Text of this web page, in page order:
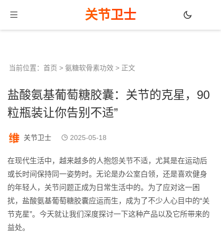
关节卫士
当前位置： 首页 > 氨糖软骨素功效 > 正文
盐酸氨基葡萄糖胶囊：关节的克星，90
粒瓶装让你告别不适”
关节卫士 2025-05-18
在现代生活中，越来越多的人抱怨关节不适，尤其是在运动后
或长时间保持同一姿势时。无论是办公室白领，还是喜欢健身
的年轻人，关节问题正成为日常生活中的。为了应对这一困
扰，盐酸氨基葡萄糖胶囊应运而生，成为了不少人心目中的“关
节克星”。今天就让我们深度探讨一下这种产品以及它所带来的
益处。